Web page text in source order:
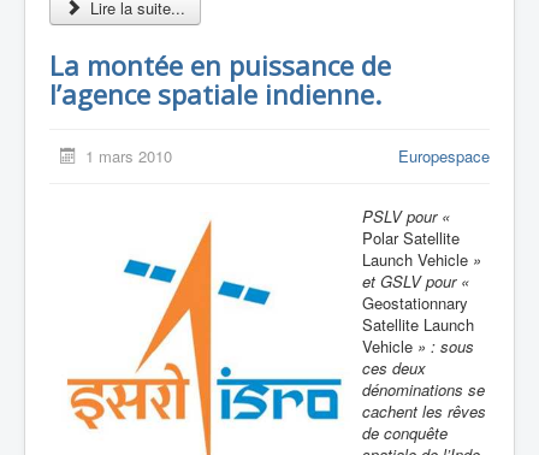
Lire la suite...
La montée en puissance de
l’agence spatiale indienne.
1 mars 2010 Europespace
PSLV pour «
Polar Satellite
Launch Vehicle »
et GSLV pour «
Geostationnary
Satellite Launch
Vehicle » : sous
ces deux
dénominations se
cachent les rêves
de conquête